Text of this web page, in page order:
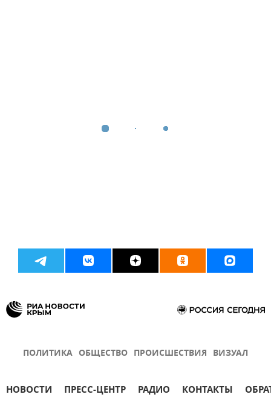
ПОЛИТИКА ОБЩЕСТВО ПРОИСШЕСТВИЯ ВИЗУАЛ
НОВОСТИ ПРЕСС-ЦЕНТР РАДИО КОНТАКТЫ